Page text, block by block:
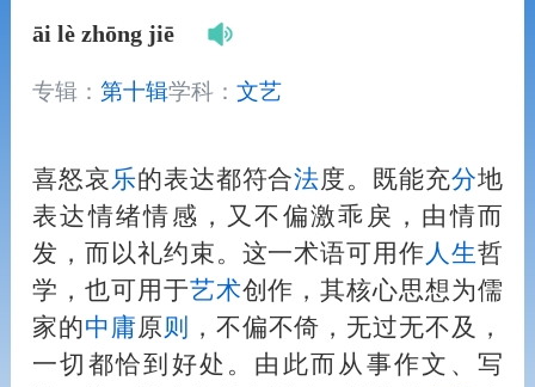
āi lè zhōng jiē
专辑： 第十辑学科： 文艺
喜怒哀乐的表达都符合法度。既能充分地
表达情绪情感，又不偏激乖戾，由情而
发，而以礼约束。这一术语可用作 人生哲
学，也可用于艺术创作，其核心思想为儒
家的中庸原 则
，不偏不倚，无过无不及，
一切都恰到好处。由此而从事作文、写